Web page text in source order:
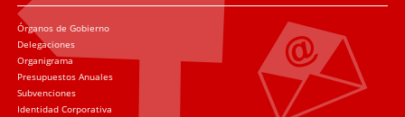
Órganos de Gobierno
Delegaciones
Organigrama
Presupuestos Anuales
Subvenciones
Identidad Corporativa